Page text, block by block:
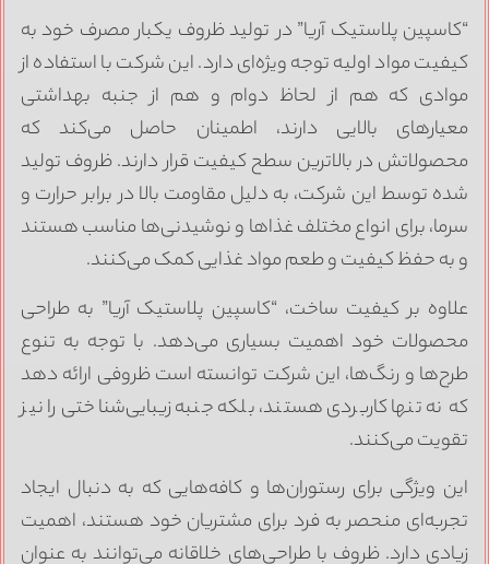
پلاستیک آریا” در تولید ظروف یکبار مصرف خود به
مواد اولیه توجه ویژه‌ای دارد. این شرکت با استفاده از
که هم از لحاظ دوام و هم از جنبه بهداشتی
بالایی دارند، اطمینان حاصل می‌کند که
در بالاترین سطح کیفیت قرار دارند. ظروف تولید
توسط این شرکت، به دلیل مقاومت بالا در برابر حرارت و
برای انواع مختلف غذاها و نوشیدنی‌ها مناسب هستند
به حفظ کیفیت و طعم مواد غذایی کمک می‌کنند.
بر کیفیت ساخت، “کاسپین پلاستیک آریا” به طراحی
خود اهمیت بسیاری می‌دهد. با توجه به تنوع
و رنگ‌ها، این شرکت توانسته است ظروفی ارائه دهد
نه تنها کاربردی هستند، بلکه جنبه زیبایی‌شناختی را نیز
می‌کنند.
ویژگی برای رستوران‌ها و کافه‌هایی که به دنبال ایجاد
منحصر به فرد برای مشتریان خود هستند، اهمیت
دارد. ظروف با طراحی‌های خلاقانه می‌توانند به عنوان